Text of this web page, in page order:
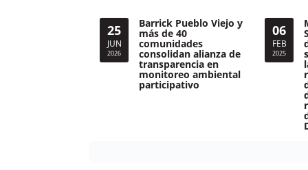
25
JUN
2026
Barrick Pueblo Viejo y
más de 40
comunidades
consolidan alianza de
transparencia en
monitoreo ambiental
participativo
06
FEB
2025